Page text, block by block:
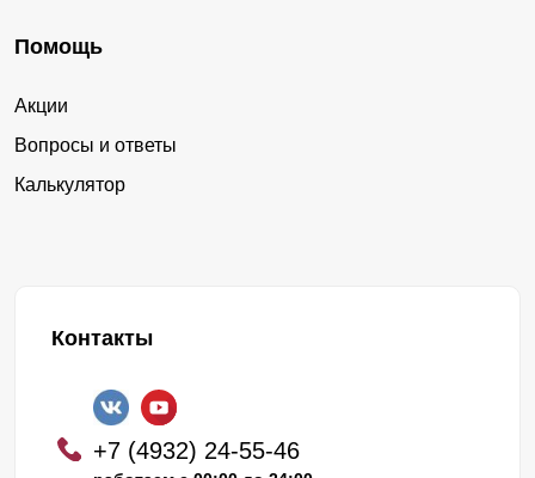
Помощь
Акции
Вопросы и ответы
Калькулятор
Контакты
+7 (4932) 24-55-46